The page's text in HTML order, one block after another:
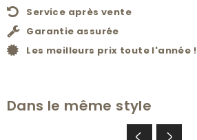
Service après vente
Garantie assurée
Les meilleurs prix toute l'année !
Dans le même style